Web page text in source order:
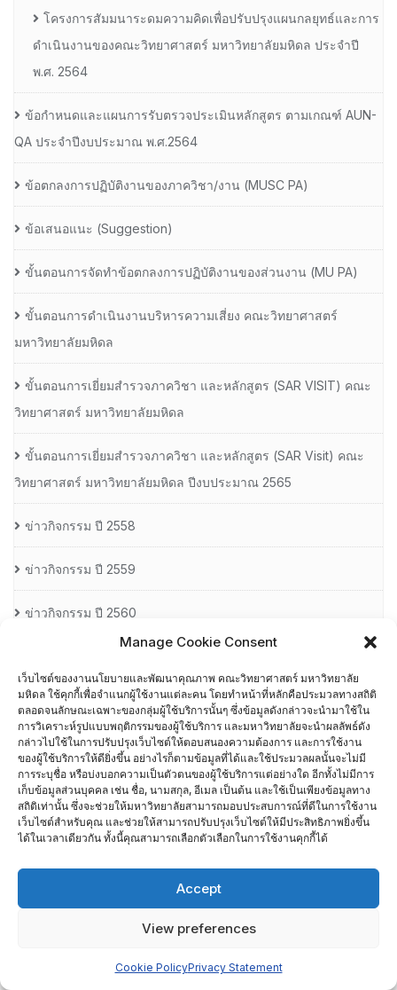
Manage Cookie Consent
เว็บไซต์ของงานนโยบายและพัฒนาคุณภาพ คณะวิทยาศาสตร์ มหาวิทยาลัย
มหิดล ใช้คุกกี้เพื่อจำแนกผู้ใช้งานแต่ละคน โดยทำหน้าที่หลักคือประมวลทางสถิติ
ตลอดจนลักษณะเฉพาะของกลุ่มผู้ใช้บริการนั้นๆ ซึ่งข้อมูลดังกล่าวจะนำมาใช้ใน
การวิเคราะห์รูปแบบพฤติกรรมของผู้ใช้บริการ และมหาวิทยาลัยจะนำผลลัพธ์ดัง
กล่าวไปใช้ในการปรับปรุงเว็บไซต์ให้ตอบสนองความต้องการ และการใช้งาน
ของผู้ใช้บริการให้ดียิ่งขึ้น อย่างไรก็ตามข้อมูลที่ได้และใช้ประมวลผลนั้นจะไม่มี
การระบุชื่อ หรือบ่งบอกความเป็นตัวตนของผู้ใช้บริการแต่อย่างใด อีกทั้งไม่มีการ
เก็บข้อมูลส่วนบุคคล เช่น ชื่อ, นามสกุล, อีเมล เป็นต้น และใช้เป็นเพียงข้อมูลทาง
สถิติเท่านั้น ซึ่งจะช่วยให้มหาวิทยาลัยสามารถมอบประสบการณ์ที่ดีในการใช้งาน
เว็บไซต์สำหรับคุณ และช่วยให้สามารถปรับปรุงเว็บไซต์ให้มีประสิทธิภาพยิ่งขึ้น
ได้ในเวลาเดียวกัน ทั้งนี้คุณสามารถเลือกตัวเลือกในการใช้งานคุกกี้ได้
Accept
View preferences
Cookie PolicyPrivacy Statement
โครงการสัมมนาระดมความคิดเพื่อปรับปรุงแผนกลยุทธ์และการ
ดำเนินงานของคณะวิทยาศาสตร์ มหาวิทยาลัยมหิดล ประจำปี
พ.ศ. 2564
ข้อกำหนดและแผนการรับตรวจประเมินหลักสูตร ตามเกณฑ์ AUN-
QA ประจำปีงบประมาณ พ.ศ.2564
ข้อตกลงการปฏิบัติงานของภาควิชา/งาน (MUSC PA)
ข้อเสนอแนะ (Suggestion)
ขั้นตอนการจัดทำข้อตกลงการปฏิบัติงานของส่วนงาน (MU PA)
ขั้นตอนการดำเนินงานบริหารความเสี่ยง คณะวิทยาศาสตร์
มหาวิทยาลัยมหิดล
ขั้นตอนการเยี่ยมสำรวจภาควิชา และหลักสูตร (SAR VISIT) คณะ
วิทยาศาสตร์ มหาวิทยาลัยมหิดล
ขั้นตอนการเยี่ยมสำรวจภาควิชา และหลักสูตร (SAR Visit) คณะ
วิทยาศาสตร์ มหาวิทยาลัยมหิดล ปีงบประมาณ 2565
ข่าวกิจกรรม ปี 2558
ข่าวกิจกรรม ปี 2559
ข่าวกิจกรรม ปี 2560
ข่าวกิจกรรม ปี 2562
ข่าวกิจกรรม ปี 2563
ข่าวกิจกรรม ปี 2564
ข่าวกิจกรรม ปี 2565
ข่าวกิจกรรม ปี 2566